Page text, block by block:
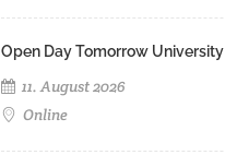
Open Day Tomorrow University
11. August 2026
Online